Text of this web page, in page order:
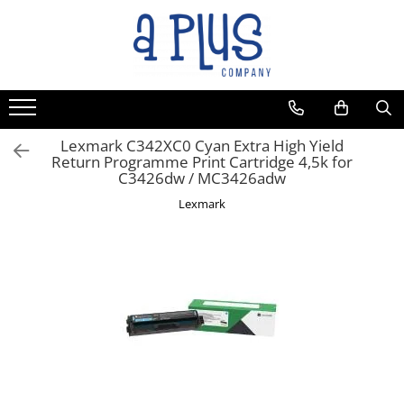
Benzi pentru etichete
Cartuse de cerneala
Cartuse toner
Colectoare toner rezidual
Unitate cilindru (Drum unit)
Lexmark C342XC0 Cyan Extra High Yield
Return Programme Print Cartridge 4,5k for
C3426dw / MC3426adw
Lexmark